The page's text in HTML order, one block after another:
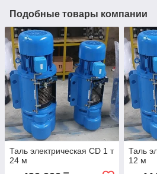
Подобные товары компании
Таль электрическая CD 1 т
24 м
Таль
12 м